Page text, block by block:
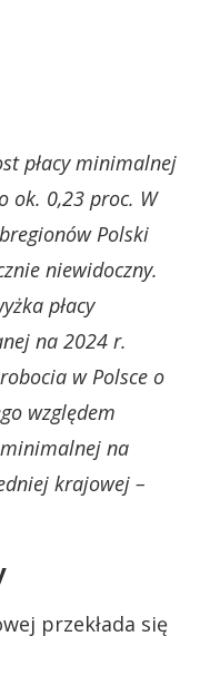
płacy minimalnej
ok. 0,23 proc. W
Polski
niewidoczny.
płacy
na 2024 r.
w Polsce o
względem
na
krajowej –
przekłada się